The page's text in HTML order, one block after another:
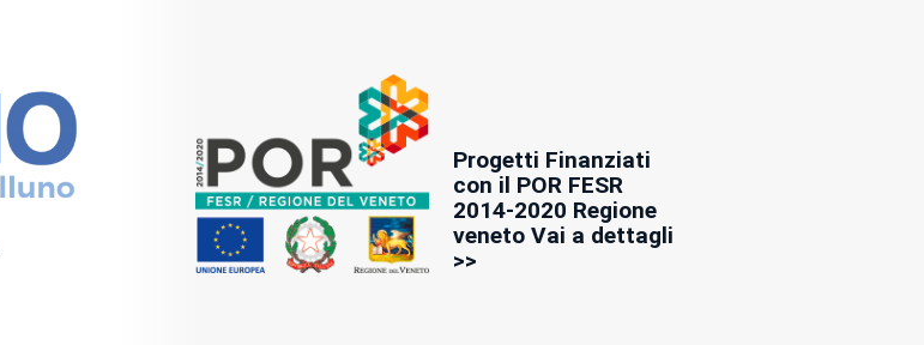
Progetti Finanziati
con il POR FESR
2014-2020 Regione
veneto Vai a dettagli
>>